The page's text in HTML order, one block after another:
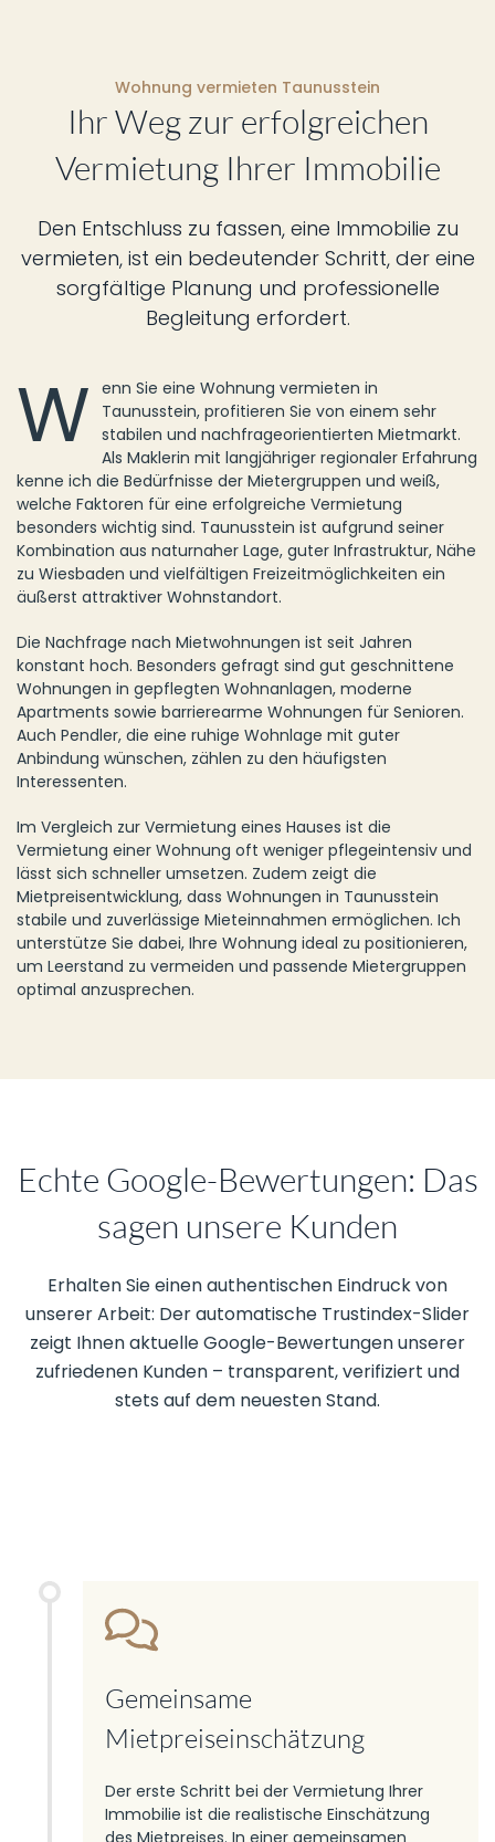
Wohnung vermieten Taunusstein
Ihr Weg zur erfolgreichen
Vermietung Ihrer Immobilie
Den Entschluss zu fassen, eine Immobilie zu
vermieten, ist ein bedeutender Schritt, der eine
sorgfältige Planung und professionelle
Begleitung erfordert.
W enn Sie eine Wohnung vermieten in
Taunusstein, profitieren Sie von einem sehr
stabilen und nachfrageorientierten Mietmarkt.
Als Maklerin mit langjähriger regionaler Erfahrung
kenne ich die Bedürfnisse der Mietergruppen und weiß,
welche Faktoren für eine erfolgreiche Vermietung
besonders wichtig sind. Taunusstein ist aufgrund seiner
Kombination aus naturnaher Lage, guter Infrastruktur, Nähe
zu Wiesbaden und vielfältigen Freizeitmöglichkeiten ein
äußerst attraktiver Wohnstandort.
Die Nachfrage nach Mietwohnungen ist seit Jahren
konstant hoch. Besonders gefragt sind gut geschnittene
Wohnungen in gepflegten Wohnanlagen, moderne
Apartments sowie barrierearme Wohnungen für Senioren.
Auch Pendler, die eine ruhige Wohnlage mit guter
Anbindung wünschen, zählen zu den häufigsten
Interessenten.
Im Vergleich zur Vermietung eines Hauses ist die
Vermietung einer Wohnung oft weniger pflegeintensiv und
lässt sich schneller umsetzen. Zudem zeigt die
Mietpreisentwicklung, dass Wohnungen in Taunusstein
stabile und zuverlässige Mieteinnahmen ermöglichen. Ich
unterstütze Sie dabei, Ihre Wohnung ideal zu positionieren,
um Leerstand zu vermeiden und passende Mietergruppen
optimal anzusprechen.
Echte Google-Bewertungen: Das
sagen unsere Kunden
Erhalten Sie einen authentischen Eindruck von
unserer Arbeit: Der automatische Trustindex-Slider
zeigt Ihnen aktuelle Google-Bewertungen unserer
zufriedenen Kunden – transparent, verifiziert und
stets auf dem neuesten Stand.
Gemeinsame
Mietpreiseinschätzung
Der erste Schritt bei der Vermietung Ihrer
Immobilie ist die realistische Einschätzung
des Mietpreises. In einer gemeinsamen